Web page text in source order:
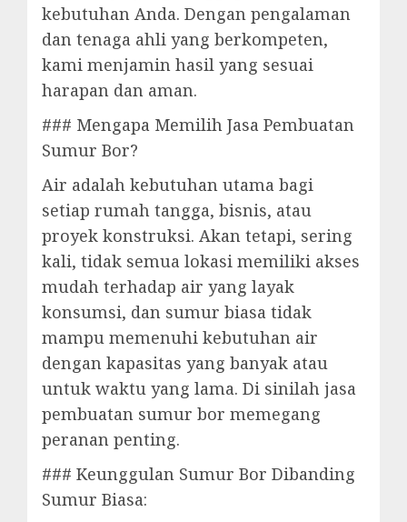
kebutuhan Anda. Dengan pengalaman
dan tenaga ahli yang berkompeten,
kami menjamin hasil yang sesuai
harapan dan aman.
### Mengapa Memilih Jasa Pembuatan
Sumur Bor?
Air adalah kebutuhan utama bagi
setiap rumah tangga, bisnis, atau
proyek konstruksi. Akan tetapi, sering
kali, tidak semua lokasi memiliki akses
mudah terhadap air yang layak
konsumsi, dan sumur biasa tidak
mampu memenuhi kebutuhan air
dengan kapasitas yang banyak atau
untuk waktu yang lama. Di sinilah jasa
pembuatan sumur bor memegang
peranan penting.
### Keunggulan Sumur Bor Dibanding
Sumur Biasa: